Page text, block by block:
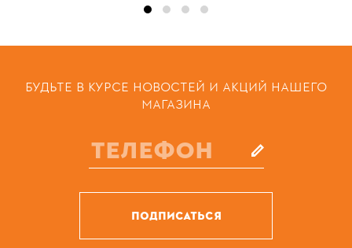
БУДЬТЕ В КУРСЕ НОВОСТЕЙ И АКЦИЙ НАШЕГО
МАГАЗИНА
ПОДПИСАТЬСЯ